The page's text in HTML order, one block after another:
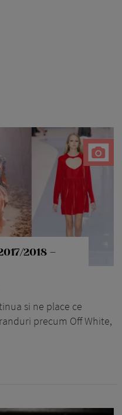
2018 –
si ne place ce
precum Off White,